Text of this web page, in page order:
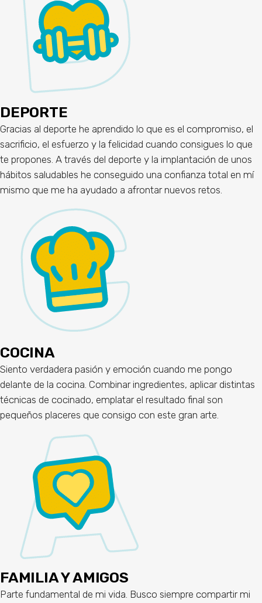
DEPORTE
Gracias al deporte he aprendido lo que es el compromiso, el
sacrificio, el esfuerzo y la felicidad cuando consigues lo que
te propones. A través del deporte y la implantación de unos
hábitos saludables he conseguido una confianza total en mí
mismo que me ha ayudado a afrontar nuevos retos.
COCINA
Siento verdadera pasión y emoción cuando me pongo
delante de la cocina. Combinar ingredientes, aplicar distintas
técnicas de cocinado, emplatar el resultado final son
pequeños placeres que consigo con este gran arte.
FAMILIA Y AMIGOS
Parte fundamental de mi vida. Busco siempre compartir mi